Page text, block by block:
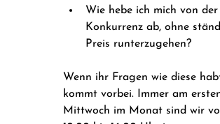
Wie hebe ich mich von der
Konkurrenz ab, ohne
Preis runterzugehen?
Wenn ihr Fragen wie diese
kommt vorbei. Immer am
Mittwoch im Monat sind wir